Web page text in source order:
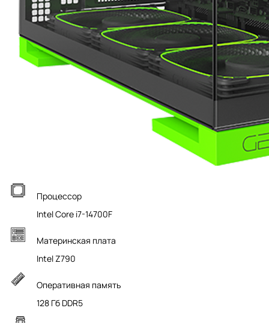
Процессор
Intel Core i7-14700F
Материнская плата
Intel Z790
Оперативная память
128 Гб DDR5